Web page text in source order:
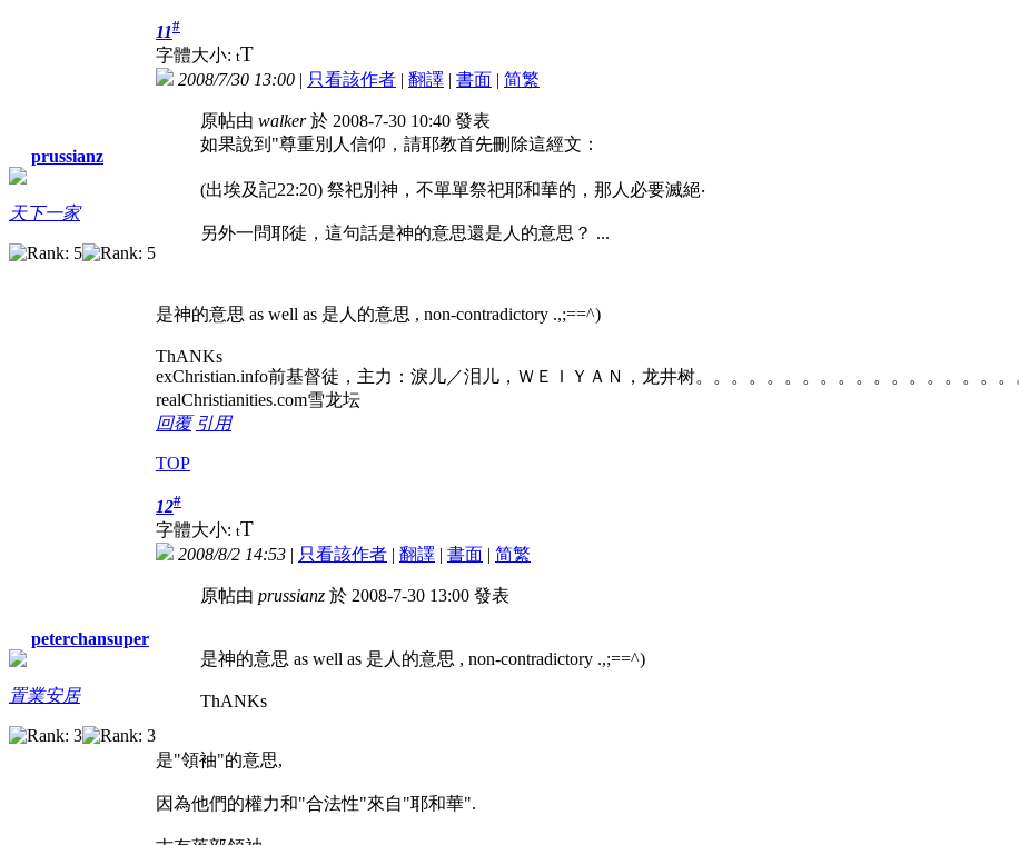
prussianz
天下一家
11#
字體大小: tT
2008/7/30 13:00 | 只看該作者 | 翻譯 | 書面 | 简繁
原帖由 walker於 2008-7-30 10:40 發表
如果說到"尊重別人信仰，請耶教首先刪除這經文：
(出埃及記22:20) 祭祀別神，不單單祭祀耶和華的，那人必要滅絕‧
另外一問耶徒，這句話是神的意思還是人的意思？ ...
是神的意思 as well as 是人的意思 , non-contradictory .,;==^)
ThANKs
exChristian.info前基督徒，主力：淚儿／泪儿，ＷＥＩＹＡＮ，龙井树。。。。。。。。。。。。。。。。
realChristianities.com雪龙坛
回覆 引用
TOP
peterchansuper
置業安居
12#
字體大小: tT
2008/8/2 14:53 | 只看該作者 | 翻譯 | 書面 | 简繁
原帖由 prussianz 於 2008-7-30 13:00 發表
是神的意思 as well as 是人的意思 , non-contradictory .,;==^)
ThANKs
是"領袖"的意思,
因為他們的權力和"合法性"來自"耶和華".